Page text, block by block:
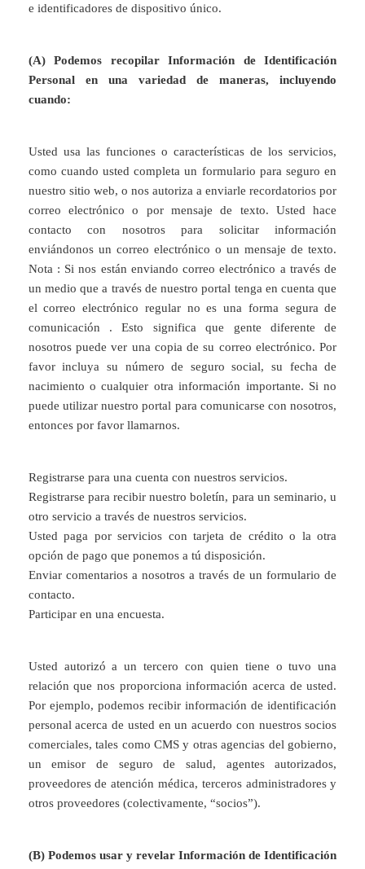
e identificadores de dispositivo único.
(A) Podemos recopilar Información de Identificación
Personal en una variedad de maneras, incluyendo
cuando:
Usted usa las funciones o características de los servicios,
como cuando usted completa un formulario para seguro en
nuestro sitio web, o nos autoriza a enviarle recordatorios por
correo electrónico o por mensaje de texto. Usted hace
contacto con nosotros para solicitar información
enviándonos un correo electrónico o un mensaje de texto.
Nota : Si nos están enviando correo electrónico a través de
un medio que a través de nuestro portal tenga en cuenta que
el correo electrónico regular no es una forma segura de
comunicación . Esto significa que gente diferente de
nosotros puede ver una copia de su correo electrónico. Por
favor incluya su número de seguro social, su fecha de
nacimiento o cualquier otra información importante. Si no
puede utilizar nuestro portal para comunicarse con nosotros,
entonces por favor llamarnos.
Registrarse para una cuenta con nuestros servicios.
Registrarse para recibir nuestro boletín, para un seminario, u
otro servicio a través de nuestros servicios.
Usted paga por servicios con tarjeta de crédito o la otra
opción de pago que ponemos a tú disposición.
Enviar comentarios a nosotros a través de un formulario de
contacto.
Participar en una encuesta.
Usted autorizó a un tercero con quien tiene o tuvo una
relación que nos proporciona información acerca de usted.
Por ejemplo, podemos recibir información de identificación
personal acerca de usted en un acuerdo con nuestros socios
comerciales, tales como CMS y otras agencias del gobierno,
un emisor de seguro de salud, agentes autorizados,
proveedores de atención médica, terceros administradores y
otros proveedores (colectivamente, “socios”).
(B) Podemos usar y revelar Información de Identificación